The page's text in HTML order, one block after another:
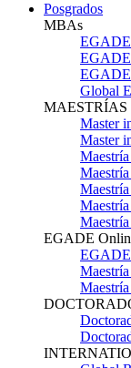
Posgrados
MBAs
Global
MAESTRÍAS
Master
Master
EGADE